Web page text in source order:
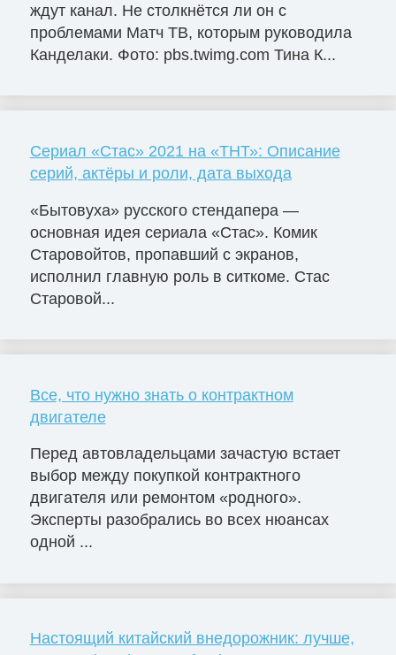
ждут канал. Не столкнётся ли он с
проблемами Матч ТВ, которым руководила
Канделаки. Фото: pbs.twimg.com Тина К...
Сериал «Стас» 2021 на «ТНТ»: Описание
серий, актёры и роли, дата выхода
«Бытовуха» русского стендапера —
основная идея сериала «Стас». Комик
Старовойтов, пропавший с экранов,
исполнил главную роль в ситкоме. Стас
Старовой...
Все, что нужно знать о контрактном
двигателе
Перед автовладельцами зачастую встает
выбор между покупкой контрактного
двигателя или ремонтом «родного».
Эксперты разобрались во всех нюансах
одной ...
Настоящий китайский внедорожник: лучше,